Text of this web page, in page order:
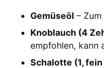
Gemüseöl –
Knoblauch (4
empfohlen, kann
Schalotte (1,